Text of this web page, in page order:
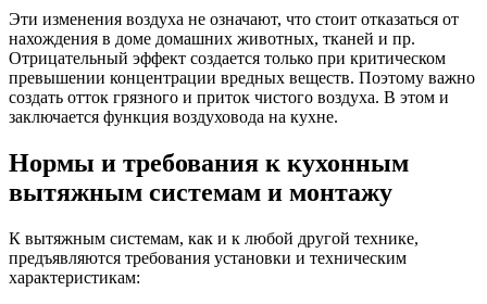
Эти изменения воздуха не означают, что стоит отказаться от
нахождения в доме домашних животных, тканей и пр.
Отрицательный эффект создается только при критическом
превышении концентрации вредных веществ. Поэтому важно
создать отток грязного и приток чистого воздуха. В этом и
заключается функция воздуховода на кухне.
Нормы и требования к кухонным
вытяжным системам и монтажу
К вытяжным системам, как и к любой другой технике,
предъявляются требования установки и техническим
характеристикам: